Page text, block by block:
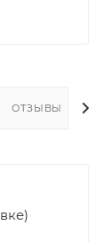
ОТЗЫВЫ